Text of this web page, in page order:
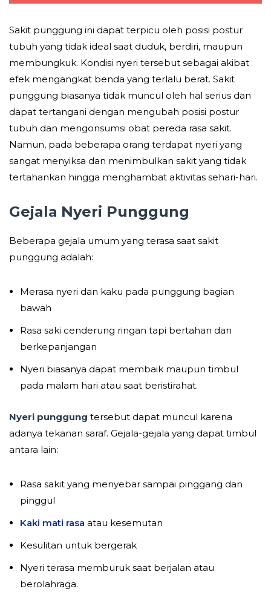
Sakit punggung ini dapat terpicu oleh posisi postur
tubuh yang tidak ideal saat duduk, berdiri, maupun
membungkuk. Kondisi nyeri tersebut sebagai akibat
efek mengangkat benda yang terlalu berat. Sakit
punggung biasanya tidak muncul oleh hal serius dan
dapat tertangani dengan mengubah posisi postur
tubuh dan mengonsumsi obat pereda rasa sakit.
Namun, pada beberapa orang terdapat nyeri yang
sangat menyiksa dan menimbulkan sakit yang tidak
tertahankan hingga menghambat aktivitas sehari-hari.
Gejala Nyeri Punggung
Beberapa gejala umum yang terasa saat sakit
punggung adalah:
Merasa nyeri dan kaku pada punggung bagian
bawah
Rasa saki cenderung ringan tapi bertahan dan
berkepanjangan
Nyeri biasanya dapat membaik maupun timbul
pada malam hari atau saat beristirahat.
Nyeri punggung tersebut dapat muncul karena
adanya tekanan saraf. Gejala-gejala yang dapat timbul
antara lain:
Rasa sakit yang menyebar sampai pinggang dan
pinggul
Kaki mati rasa atau kesemutan
Kesulitan untuk bergerak
Nyeri terasa memburuk saat berjalan atau
berolahraga.